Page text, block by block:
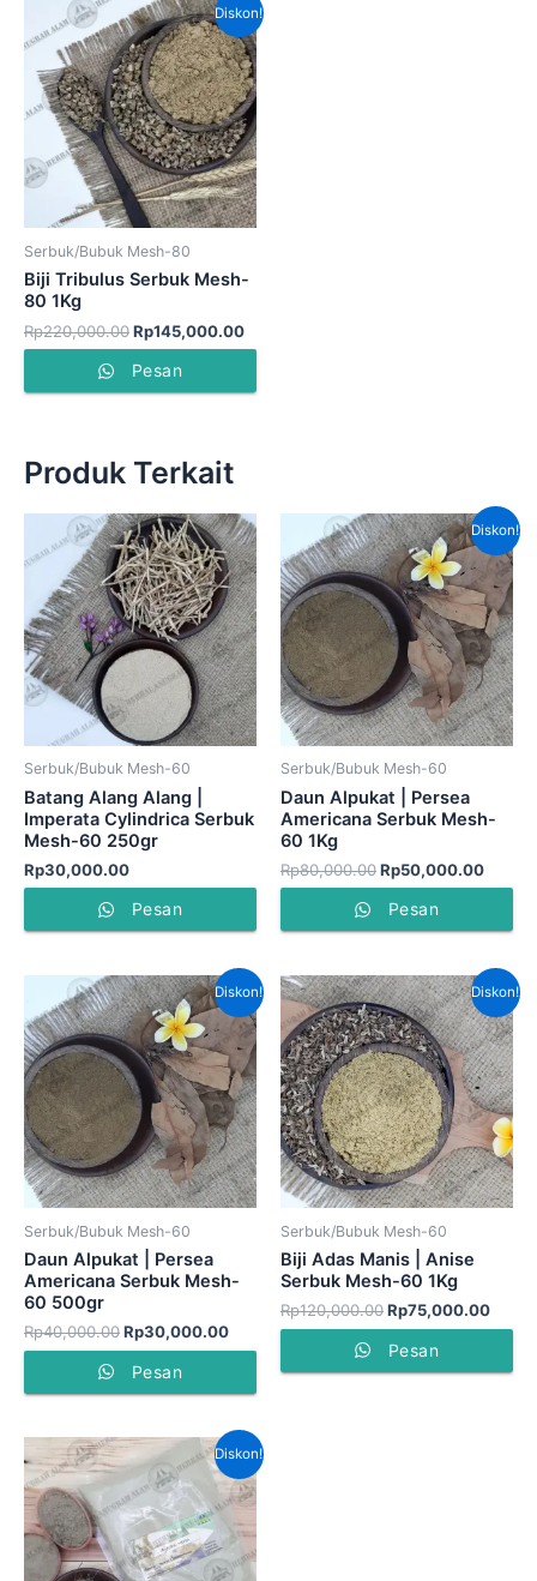
Diskon!
Serbuk/Bubuk Mesh-80
Biji Tribulus Serbuk Mesh-
80 1Kg
Rp220,000.00
Harga
aslinya
adalah:
Rp220,000.00.
Rp145,000.00
Harga
saat
ini
adalah:
Rp145,000.00.
Pesan
Produk Terkait
Serbuk/Bubuk Mesh-60
Batang Alang Alang |
Imperata Cylindrica Serbuk
Mesh-60 250gr
Rp30,000.00
Pesan
Diskon!
Serbuk/Bubuk Mesh-60
Daun Alpukat | Persea
Americana Serbuk Mesh-
60 1Kg
Rp80,000.00
Harga
aslinya
adalah:
Rp80,000.00.
Rp50,000.00
Harga
saat
ini
Pesan
Diskon!
Serbuk/Bubuk Mesh-60
Daun Alpukat | Persea
Americana Serbuk Mesh-
60 500gr
Rp40,000.00
Harga
aslinya
adalah:
Rp40,000.00.
Rp30,000.00
Harga
saat
ini
adalah:
Rp30,000.00.
Pesan
Diskon!
Serbuk/Bubuk Mesh-60
Biji Adas Manis | Anise
Serbuk Mesh-60 1Kg
Rp120,000.00
Harga
aslinya
adalah:
Rp120,000.00.
Rp75,000.00
Harga
saat
ini
Pesan
Diskon!
Harga
aslinya
adalah:
Rp40,000.00.
Harga
saat
ini
adalah:
Rp30,000.00.